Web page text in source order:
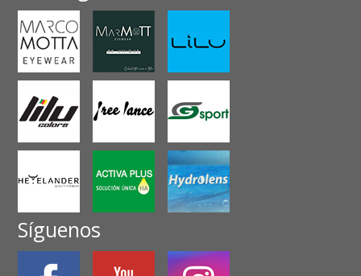
Síguenos